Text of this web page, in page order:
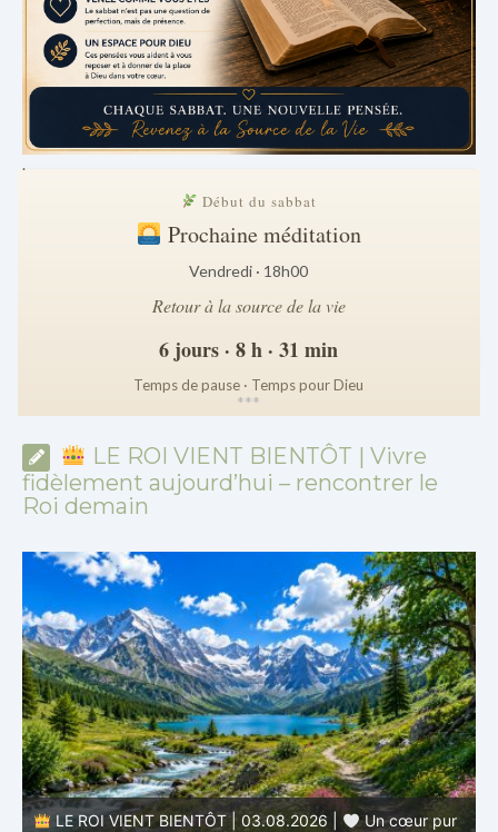
.
Début du sabbat
Prochaine méditation
Vendredi · 18h00
Retour à la source de la vie
6 jours · 8 h · 31 min
Temps de pause · Temps pour Dieu
***
LE ROI VIENT BIENTÔT | Vivre
fidèlement aujourd’hui – rencontrer le
Roi demain
LE ROI VIENT BIENTÔT | 02.08.2026 |
Devenir